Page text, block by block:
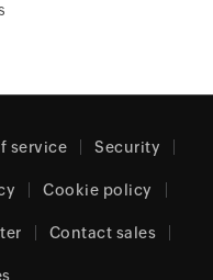
service Security
Cookie policy
Contact sales